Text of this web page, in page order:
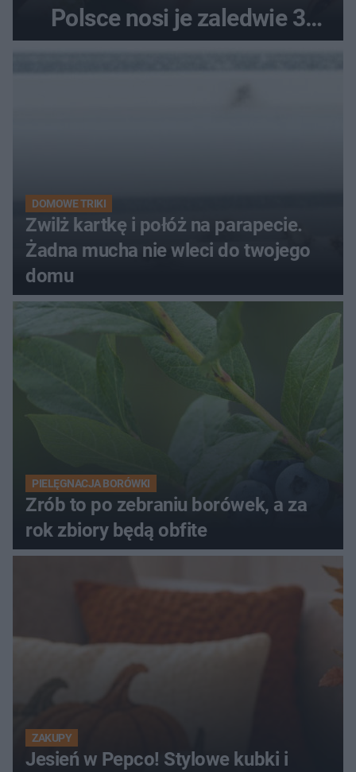
Polsce nosi je zaledwie 3
kobiety
DOMOWE TRIKI
Zwilż kartkę i połóż na parapecie.
Żadna mucha nie wleci do twojego
domu
PIELĘGNACJA BORÓWKI
Zrób to po zebraniu borówek, a za
rok zbiory będą obfite
ZAKUPY
Jesień w Pepco! Stylowe kubki i